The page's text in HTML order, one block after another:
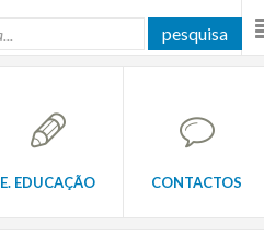
pesquisa
E. EDUCAÇÃO CONTACTOS